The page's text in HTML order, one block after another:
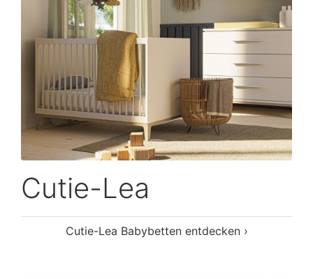
Cutie-Lea
Cutie-Lea Babybetten entdecken ›